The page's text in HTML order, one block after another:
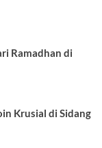
Ramadhan di
Krusial di Sidang